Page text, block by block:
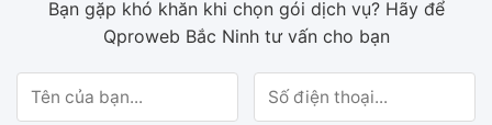
Bạn gặp khó khăn khi chọn gói dịch vụ?Hãy để
Qproweb Bắc Ninh tư vấn cho bạn